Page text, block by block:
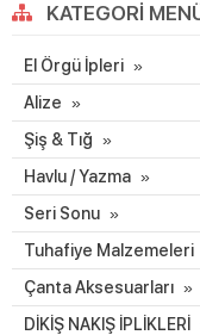
KATEGORI
El Örgü İpleri
Alize
Şiş & Tığ
Havlu / Yazma
Seri Sonu
Tuhafiye Malzemeleri
Çanta Aksesuarları
DİKİŞ NAKIŞ İPLİKLERİ